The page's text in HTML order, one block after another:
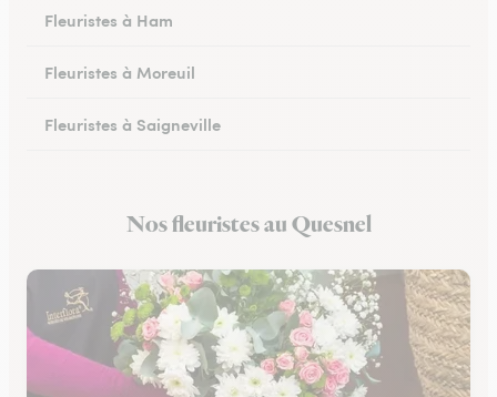
Fleuristes à Ham
Fleuristes à Moreuil
Fleuristes à Saigneville
Fleuristes à CorbieNos fleuristes au Quesnel